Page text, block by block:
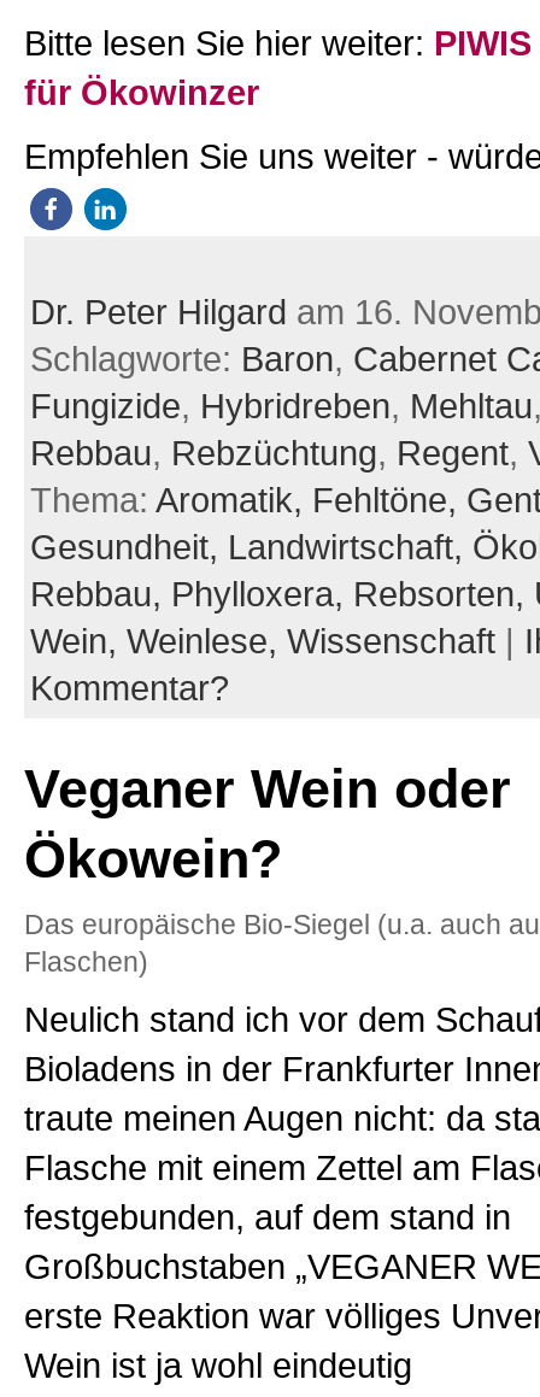
Bitte lesen Sie hier weiter:
für Ökowinzer
Empfehlen Sie uns weiter -
Dr. Peter Hilgard am 16.
Schlagworte: Baron, Cabernet
Fungizide, Hybridreben, Mehltau
Rebbau, Rebzüchtung, Regent,
Thema: Aromatik, Fehltöne,
Gesundheit, Landwirtschaft,
Rebbau, Phylloxera, Rebsorten,
Wein, Weinlese, Wissenschaft|
Kommentar?
Veganer Wein oder
Ökowein?
Das europäische Bio-Siegel (u.a. auch
Flaschen)
Neulich stand ich vor dem
Bioladens in der Frankfurter
traute meinen Augen nicht: da
Flasche mit einem Zettel am
festgebunden, auf dem stand in
Großbuchstaben „VEGANER
erste Reaktion war völliges
Wein ist ja wohl eindeutig